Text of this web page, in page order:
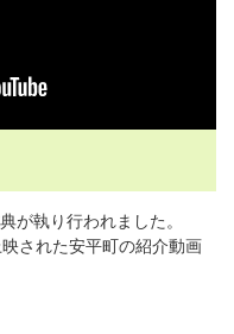
が執り行われました。
された安平町の紹介動画